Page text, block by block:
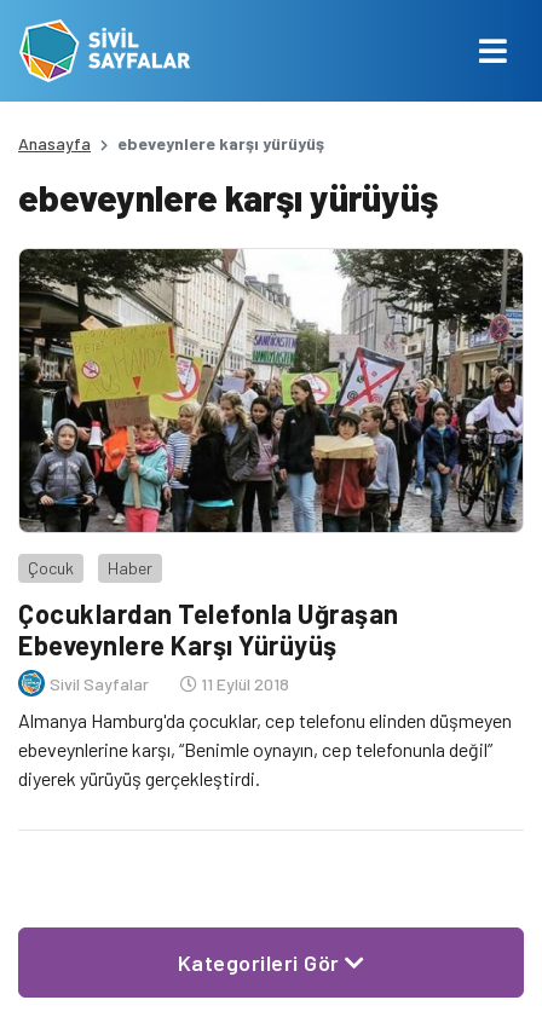
Anasayfa ebeveynlere karşı yürüyüş
ebeveynlere karşı yürüyüş
Çocuk Haber
Çocuklardan Telefonla Uğraşan
Ebeveynlere Karşı Yürüyüş
Sivil Sayfalar 11 Eylül 2018
Almanya Hamburg'da çocuklar, cep telefonu elinden düşmeyen
ebeveynlerine karşı, “Benimle oynayın, cep telefonunla değil”
diyerek yürüyüş gerçekleştirdi.
Kategorileri Gör